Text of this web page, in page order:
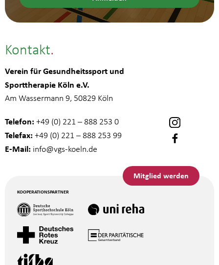
Kontakt
Verein für Gesundheitssport und
Sporttherapie Köln e.V.
Am Wassermann 9, 50829 Köln
Telefon: +49 (0) 221 – 888 253 0
Telefax: +49 (0) 221 – 888 253 99
E-Mail: info@vgs-koeln.de
Mitglied werden
KOOPERATIONSPARTNER